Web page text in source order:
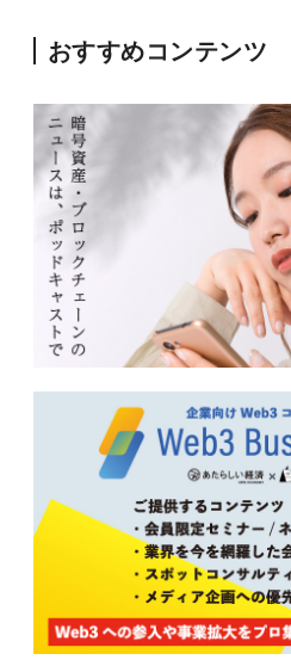
おすすめコンテンツ